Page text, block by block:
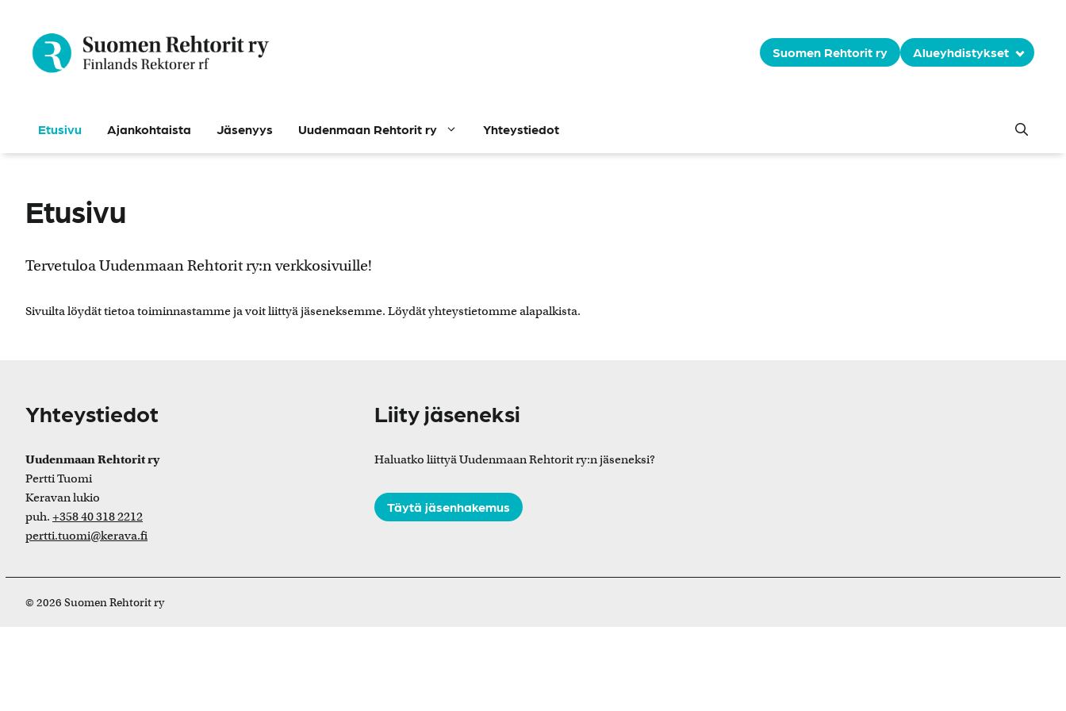
Suomen Rehtorit ry Alueyhdistykset
Etusivu Ajankohtaista Jäsenyys Uudenmaan Rehtorit ry Yhteystiedot
Etusivu
Tervetuloa Uudenmaan Rehtorit ry:n verkkosivuille!
Sivuilta löydät tietoa toiminnastamme ja voit liittyä jäseneksemme. Löydät yhteystietomme alapalkista.
Yhteystiedot
Uudenmaan Rehtorit ry
Pertti Tuomi
Keravan lukio
puh. +358 40 318 2212
pertti.tuomi@kerava.fi
Liity jäseneksi
Haluatko liittyä Uudenmaan Rehtorit ry:n jäseneksi?
Täytä jäsenhakemus
© 2026 Suomen Rehtorit ry